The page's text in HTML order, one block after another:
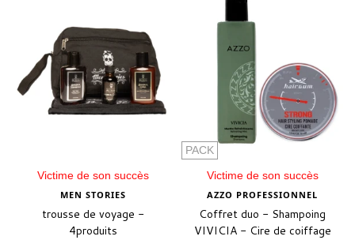
Victime de son succès
MEN STORIES
trousse de voyage -
4produits
PACK
Victime de son succès
AZZO PROFESSIONNEL
Coffret duo - Shampoing
VIVICIA - Cire de coiffage